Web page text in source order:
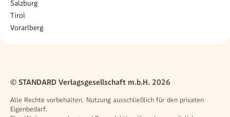
Salzburg
Tirol
Vorarlberg
© STANDARD Verlagsgesellschaft m.b.H. 2026
Alle Rechte vorbehalten. Nutzung ausschließlich für den privaten
Eigenbedarf.